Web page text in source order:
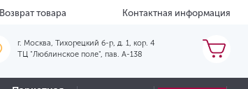
Возврат товара Контактная информация
г. Москва, Тихорецкий б-р, д. 1, кор. 4
ТЦ "Люблинское поле", пав. А-138